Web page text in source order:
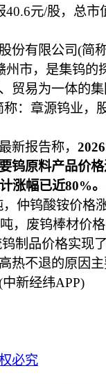
元/股，总市
有限公司(简
市，是集钨的
贸易为一体的
：章源钨业，
报告称，
钨原料产品价
涨幅已近80%。
仲钨酸铵价格
，废钨棒材价
制品价格实现
热不退的原因
新经纬APP)
必究